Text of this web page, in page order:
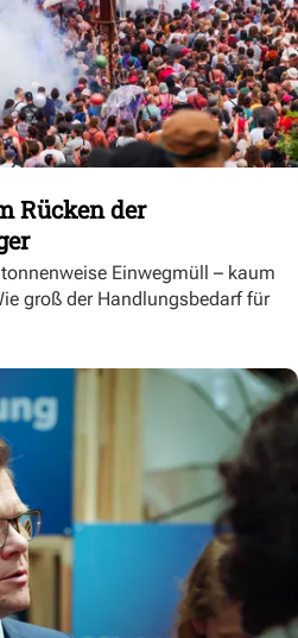
Rücken der
Einwegmüll – kaum
groß der Handlungsbedarf für